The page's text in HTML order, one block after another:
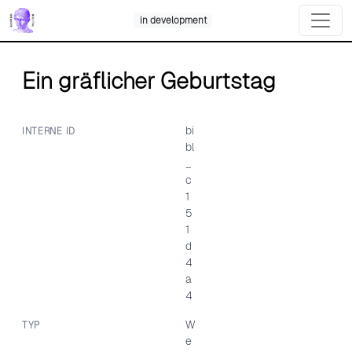
Skip
to
content
in development
Ein gräflicher Geburtstag
INTERNE ID
bi
bl
c
1
5
1
d
4
a
4
TYP
W
e